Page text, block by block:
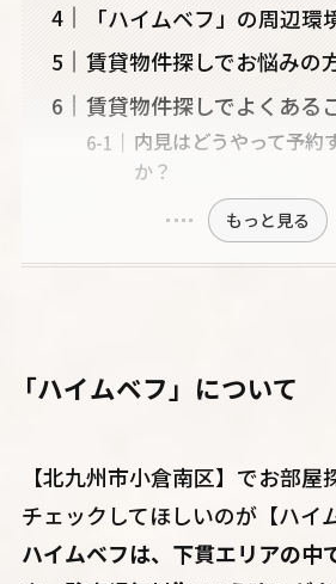
「ハイムベフ」の周辺環
賃貸物件探しでお悩みの
賃貸物件探しでよくある
内見はどうやって予約
か？
もっと見る
「ハイムベフ」について
【北九州市小倉南区】でお部
チェックしてほしいのが【ハイ
ハイムベフは、下貫エリアの中